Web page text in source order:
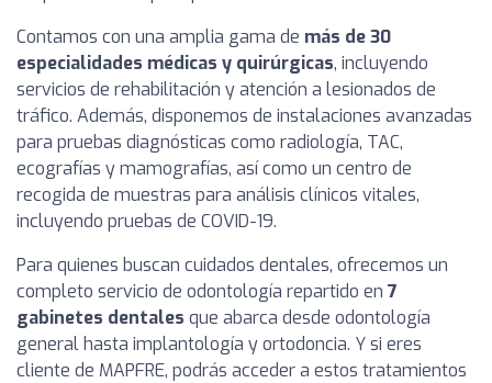
Contamos con una amplia gama de más de 30
especialidades médicas y quirúrgicas, incluyendo
servicios de rehabilitación y atención a lesionados de
tráfico. Además, disponemos de instalaciones avanzadas
para pruebas diagnósticas como radiología, TAC,
ecografías y mamografías, así como un centro de
recogida de muestras para análisis clínicos vitales,
incluyendo pruebas de COVID-19.
Para quienes buscan cuidados dentales, ofrecemos un
completo servicio de odontología repartido en 7
gabinetes dentales que abarca desde odontología
general hasta implantología y ortodoncia. Y si eres
cliente de MAPFRE, podrás acceder a estos tratamientos